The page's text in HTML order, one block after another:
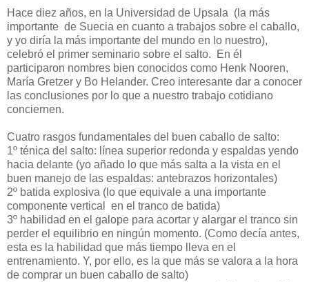
Hace diez años, en la Universidad de Upsala (la más
importante de Suecia en cuanto a trabajos sobre el caballo,
y yo diría la más importante del mundo en lo nuestro),
celebró el primer seminario sobre el salto.
En él
participaron nombres bien conocidos como Henk Nooren,
María Gretzer y Bo Helander. Creo interesante dar a conocer
las conclusiones por lo que a nuestro trabajo cotidiano
conciernen.
Cuatro rasgos fundamentales del buen caballo de salto:
1º ténica del salto: línea superior redonda y espaldas yendo
hacia delante (yo añado lo que más salta a la vista en el
buen manejo de las espaldas: antebrazos horizontales)
2º batida explosiva (lo que equivale a una importante
componente vertical
en el tranco de batida)
3º habilidad en el galope para acortar y alargar el tranco sin
perder el equilibrio en ningún momento. (Como decía antes,
esta es la habilidad que más tiempo lleva en el
entrenamiento. Y, por ello, es la que más se valora a la hora
de comprar un buen caballo de salto)